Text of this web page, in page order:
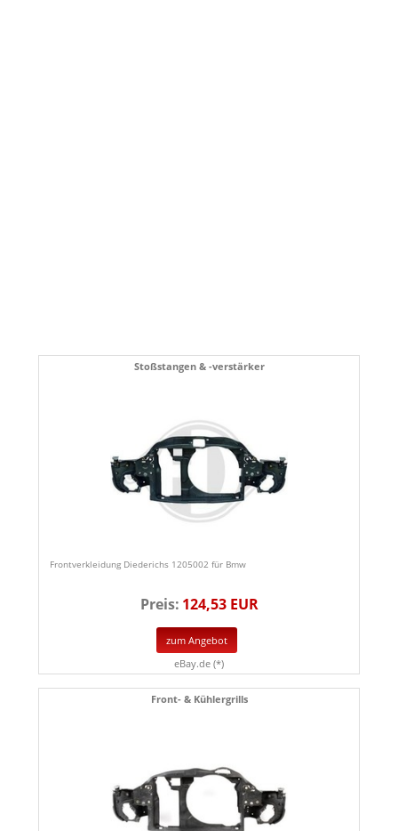
Stoßstangen & -verstärker
Frontverkleidung Diederichs 1205002 für Bmw
Preis: 124,53 EUR
zum Angebot
eBay.de (*)
Front- & Kühlergrills